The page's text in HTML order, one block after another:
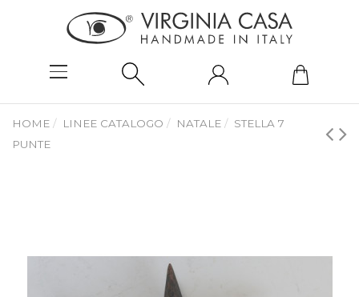
HOME LINEE CATALOGO NATALE
STELLA 7
PUNTE